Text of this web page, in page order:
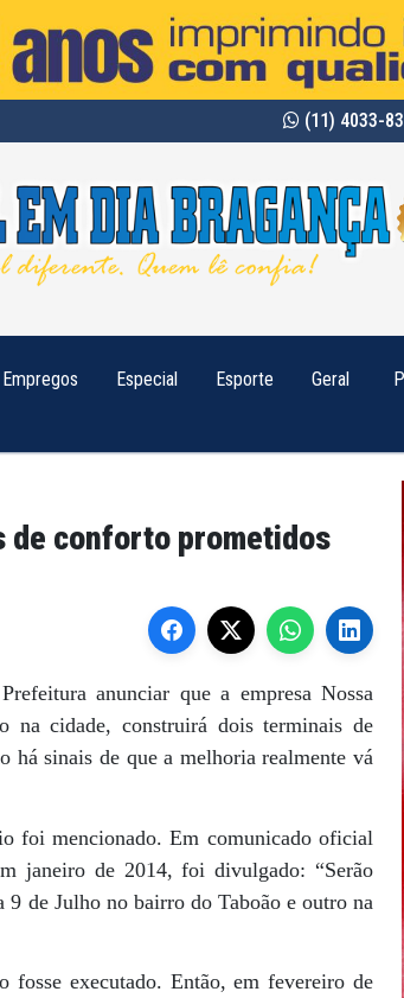
(11) 4033-
Empregos Especial Esporte Geral
de conforto prometidos
anunciar que a empresa Nossa
na cidade, construirá dois terminais de
há sinais de que a melhoria realmente vá
foi mencionado. Em comunicado oficial
janeiro de 2014, foi divulgado: “Serão
de Julho no bairro do Taboão e outro na
fosse executado. Então, em fevereiro de